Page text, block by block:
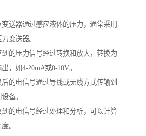
送器通过感应液体的压力，通常采用
变送器。
的压力信号经过转换和放大，转换为
，如4-20mA或0-10V。
的电信号通过导线或无线方式传输到
备。
的电信号经过处理和分析，可以计算
。